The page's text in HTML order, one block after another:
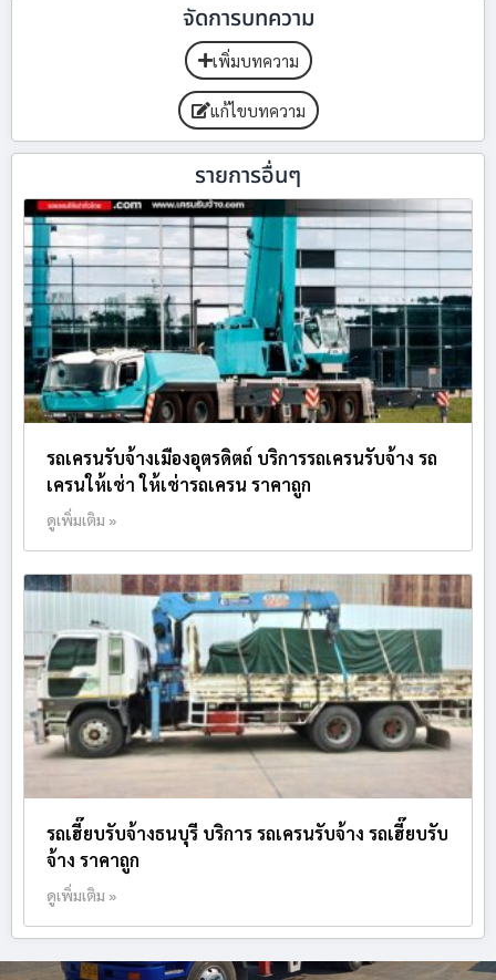
จัดการบทความ
เพิ่มบทความ
แก้ไขบทความ
รายการอื่นๆ
รถเครนรับจ้างเมืองอุตรดิตถ์ บริการรถเครนรับจ้าง รถ
เครนให้เช่า ให้เช่ารถเครน ราคาถูก
ดูเพิ่มเติม »
รถเฮี๊ยบรับจ้างธนบุรี บริการ รถเครนรับจ้าง รถเฮี๊ยบรับ
จ้าง ราคาถูก
ดูเพิ่มเติม »